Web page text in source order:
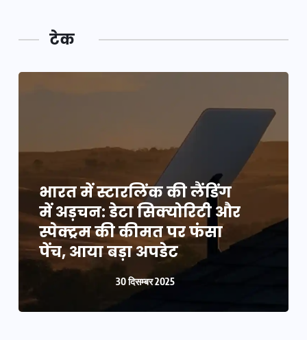
टेक
भारत में स्टारलिंक की लैंडिंग
में अड़चन: डेटा सिक्योरिटी और
स्पेक्ट्रम की कीमत पर फंसा
पेंच, आया बड़ा अपडेट
30 दिसम्बर 2025